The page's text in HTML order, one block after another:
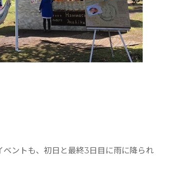
ントも、初日と最終3日目に雨に降られ